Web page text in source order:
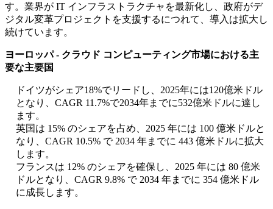
す。業界が IT インフラストラクチャを最新化し、政府がデ
ジタル変革プロジェクトを支援するにつれて、導入は拡大し
続けています。
ヨーロッパ - クラウド コンピューティング市場における主
要な主要国
ドイツがシェア18%でリードし、2025年には120億米ドル
となり、CAGR 11.7%で2034年までに532億米ドルに達し
ます。
英国は 15% のシェアを占め、2025 年には 100 億米ドルと
なり、CAGR 10.5% で 2034 年までに 443 億米ドルに拡大
します。
フランスは 12% のシェアを確保し、2025 年には 80 億米
ドルとなり、CAGR 9.8% で 2034 年までに 354 億米ドル
に成長します。